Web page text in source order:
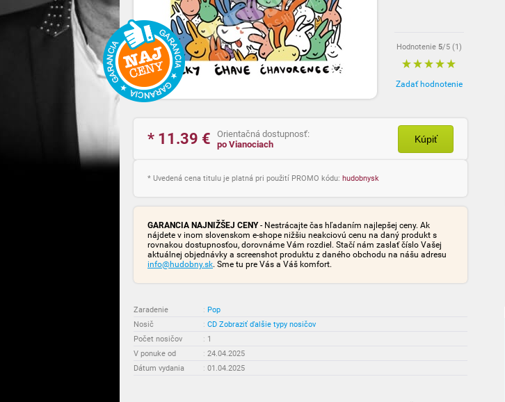
Hodnotenie 5/5 (1)
Zadať hodnotenie
* 11.39 €
Orientačná dostupnosť:
po Vianociach
Kúpiť
* Uvedená cena titulu je platná pri použití PROMO kódu: hudobnysk
GARANCIA NAJNIŽŠEJ CENY- Nestrácajte čas hľadaním najlepšej ceny. Ak
nájdete v inom slovenskom e-shope nižšiu neakciovú cenu na daný produkt s
rovnakou dostupnosťou, dorovnáme Vám rozdiel. Stačí nám zaslať číslo Vašej
aktuálnej objednávky a screenshot produktu z daného obchodu na nášu adresu
info@hudobny.sk. Sme tu pre Vás a Váš komfort.
Zaradenie : Pop
Nosič
: CD Zobraziť ďalšie typy nosičov
Počet nosičov
: 1
V ponuke od
: 24.04.2025
Dátum vydania
: 01.04.2025